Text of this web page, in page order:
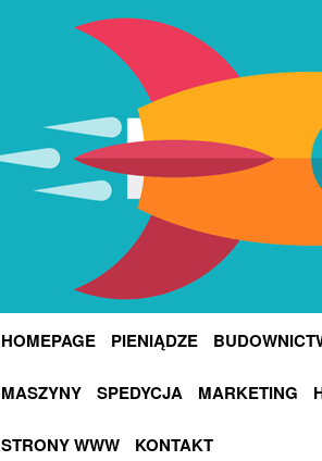
HOMEPAGE PIENIĄDZE
MASZYNY SPEDYCJA MARKETING
STRONY WWW KONTAKT